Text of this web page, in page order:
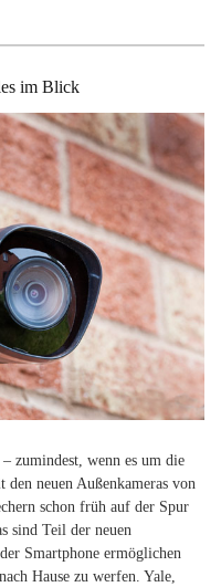
im Blick
zumindest, wenn es um die
den neuen Außenkameras von
schon früh auf der Spur
sind Teil der neuen
Smartphone ermöglichen
Hause zu werfen. Yale,